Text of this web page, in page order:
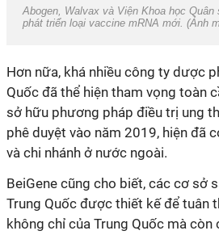
Abogen, Walvax và Viện Khoa học Quân
phát triển loại vaccine mRNA mới. (Ảnh
Hơn nữa, khá nhiều công ty dược
Quốc đã thể hiện tham vọng toàn
sở hữu phương pháp điều trị ung
phê duyệt vào năm 2019, hiện đã
và chi nhánh ở nước ngoài.
BeiGene cũng cho biết, các cơ sở
Trung Quốc được thiết kế để tuân
không chỉ của Trung Quốc mà còn